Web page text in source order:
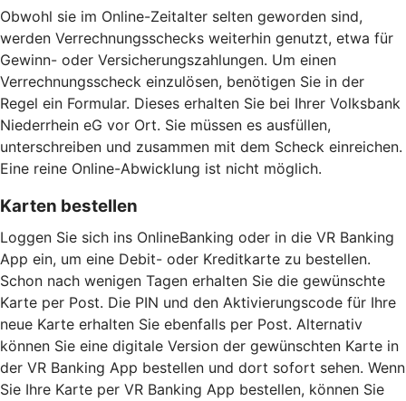
Obwohl sie im Online-Zeitalter selten geworden sind,
werden Verrechnungsschecks weiterhin genutzt, etwa für
Gewinn- oder Versicherungszahlungen. Um einen
Verrechnungsscheck einzulösen, benötigen Sie in der
Regel ein Formular. Dieses erhalten Sie bei Ihrer Volksbank
Niederrhein eG vor Ort. Sie müssen es ausfüllen,
unterschreiben und zusammen mit dem Scheck einreichen.
Eine reine Online-Abwicklung ist nicht möglich.
Karten bestellen
Loggen Sie sich ins OnlineBanking oder in die VR Banking
App ein, um eine Debit- oder Kreditkarte zu bestellen.
Schon nach wenigen Tagen erhalten Sie die gewünschte
Karte per Post. Die PIN und den Aktivierungscode für Ihre
neue Karte erhalten Sie ebenfalls per Post. Alternativ
können Sie eine digitale Version der gewünschten Karte in
der VR Banking App bestellen und dort sofort sehen. Wenn
Sie Ihre Karte per VR Banking App bestellen, können Sie